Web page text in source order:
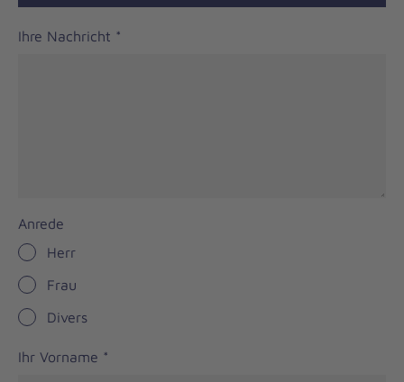
Ihre Nachricht *
Anrede
Herr
Frau
Divers
Ihr Vorname *